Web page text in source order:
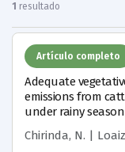
1 resultado
Artículo completo
Adequate
emissions from
under rainy
Chirinda, N. |